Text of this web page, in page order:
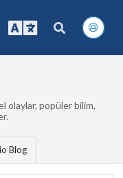
olaylar, popüler bilim,
Blog